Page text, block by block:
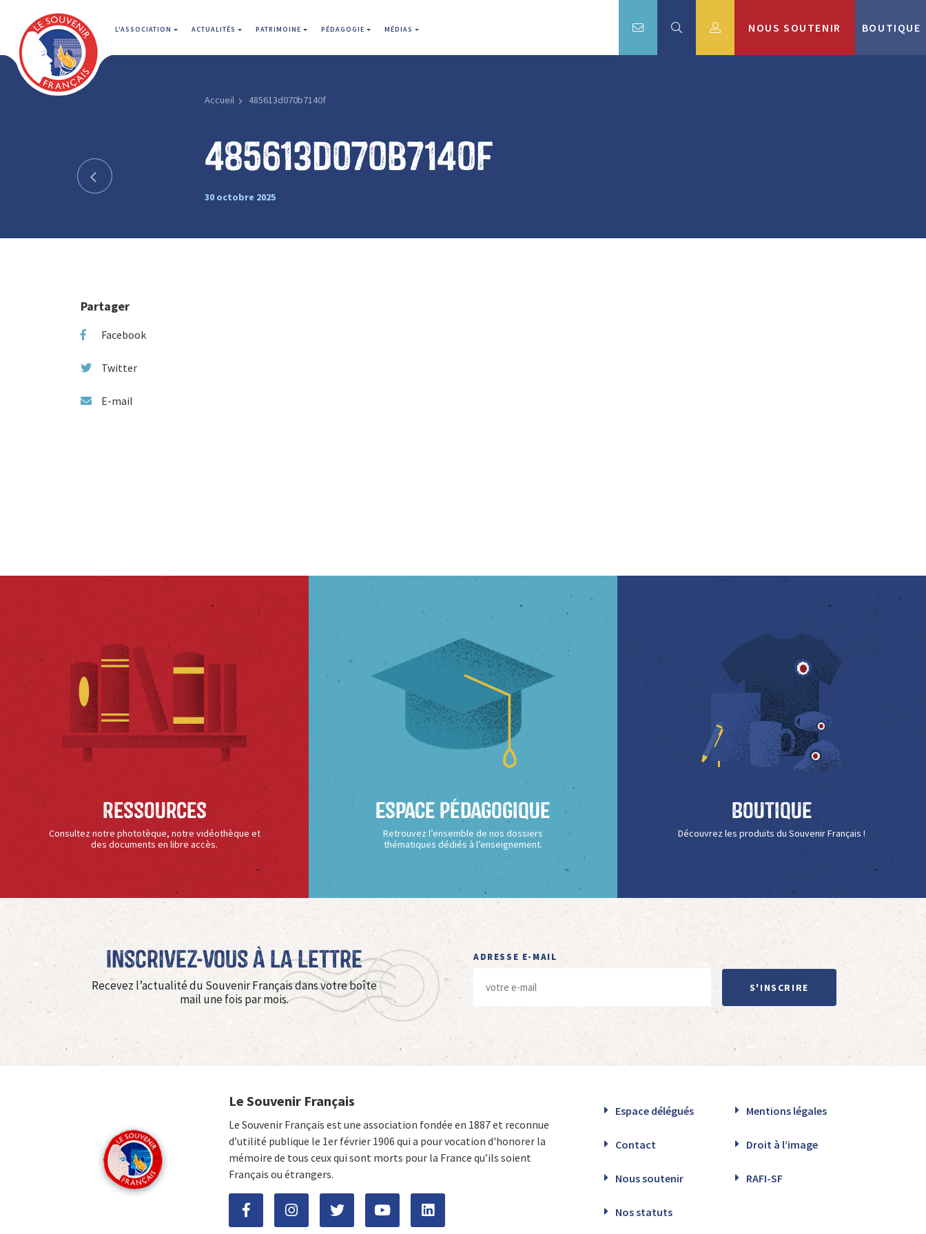
L'ASSOCIATION ACTUALITÉS PATRIMOINE PÉDAGOGIE MÉDIAS NOUS SOUTENIR BOUTIQUE
Accueil 485613d070b7140f
485613d070b7140f
30 octobre 2025
Partager
Facebook
Twitter
E-mail
Ressources
Consultez notre phototèque, notre vidéothèque et
des documents en libre accès.
Espace Pédagogique
Retrouvez l’ensemble de nos dossiers
thématiques dédiés à l’enseignement.
Boutique
Découvrez les produits du Souvenir Français !
Inscrivez-vous à La Lettre
Recevez l’actualité du Souvenir Français dans votre boîte
mail une fois par mois.
ADRESSE E-MAIL
S'INSCRIRE
Le Souvenir Français
Le Souvenir Français est une association fondée en 1887 et reconnue
d’utilité publique le 1er février 1906 qui a pour vocation d'honorer la
mémoire de tous ceux qui sont morts pour la France qu’ils soient
Français ou étrangers.
Espace délégués Mentions légales
Contact Droit à l’image
Nous soutenir RAFI-SF
Nos statuts